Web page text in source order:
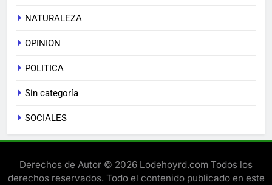
NATURALEZA
OPINION
POLITICA
Sin categoría
SOCIALES
Derechos de Autor © 2026 Lodehoyrd.com Todos los
derechos reservados. Todo el contenido publicado en este